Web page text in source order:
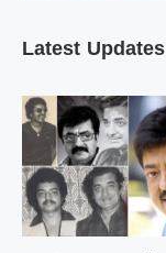
Latest Updates